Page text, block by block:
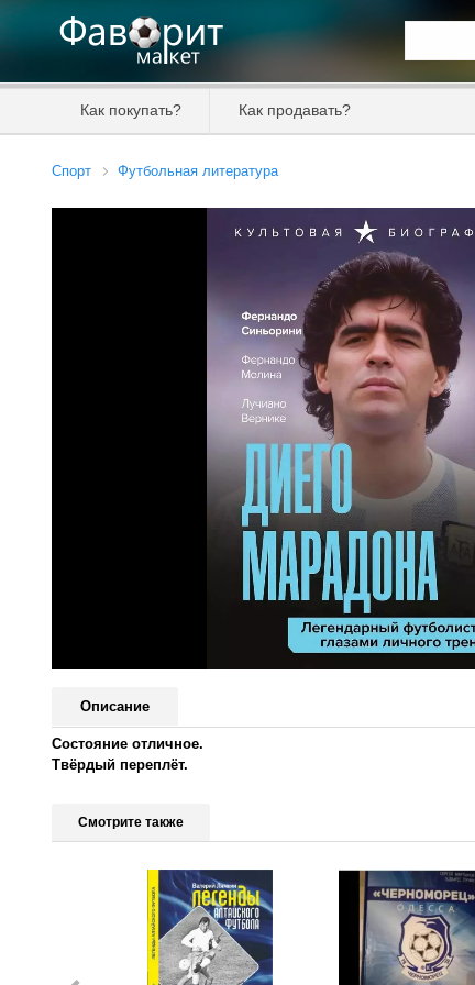
Как покупать? Как продавать?
Спорт Футбольная литература
Описание
Состояние отличное.
Твёрдый переплёт.
Смотрите также